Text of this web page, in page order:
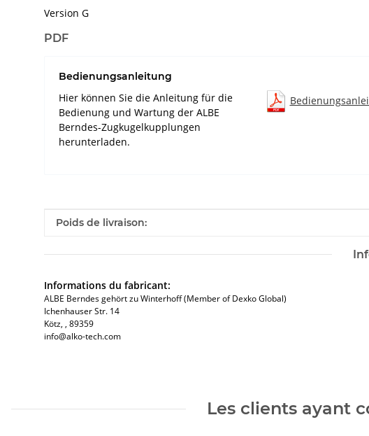
Version G
PDF
Bedienungsanleitung
Hier können Sie die Anleitung für die
Bedienung und Wartung der ALBE
Berndes-Zugkugelkupplungen
herunterladen.
#productDetails.itemInformation#
#productDetails.itemValue#
Poids de livraison:
Informations du fabricant:
ALBE Berndes gehört zu Winterhoff (Member of Dexko Global)
Ichenhauser Str. 14
Kötz​, , 89359
info@alko-tech.com
Les clients ayant